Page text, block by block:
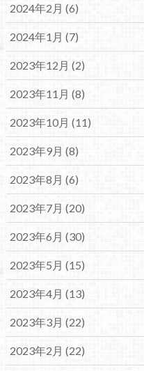
2024年2月 (6)
2024年1月 (7)
2023年12月 (2)
2023年11月 (8)
2023年10月 (11)
2023年9月 (8)
2023年8月 (6)
2023年7月 (20)
2023年6月 (30)
2023年5月 (15)
2023年4月 (13)
2023年3月 (22)
2023年2月 (22)